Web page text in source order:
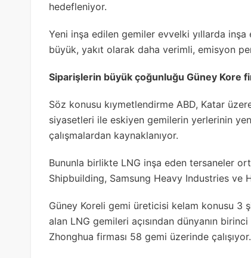
hedefleniyor.
Yeni inşa edilen gemiler evvelki yıllarda
büyük, yakıt olarak daha verimli, emisyon
Siparişlerin büyük çoğunluğu Güney Kore
Söz konusu kıymetlendirme ABD, Katar
siyasetleri ile eskiyen gemilerin yerlerinin
çalışmalardan kaynaklanıyor.
Bununla birlikte LNG inşa eden tersaneler
Shipbuilding, Samsung Heavy Industries ve
Güney Koreli gemi üreticisi kelam konusu 3
alan LNG gemileri açısından dünyanın
Zhonghua firması 58 gemi üzerinde